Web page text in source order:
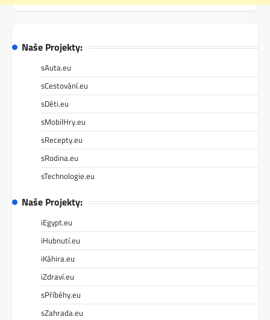
Naše Projekty:
sAuta.eu
sCestování.eu
sDěti.eu
sMobilHry.eu
sRecepty.eu
sRodina.eu
sTechnologie.eu
Naše Projekty:
iEgypt.eu
iHubnutí.eu
iKáhira.eu
iZdraví.eu
sPříběhy.eu
sZahrada.eu